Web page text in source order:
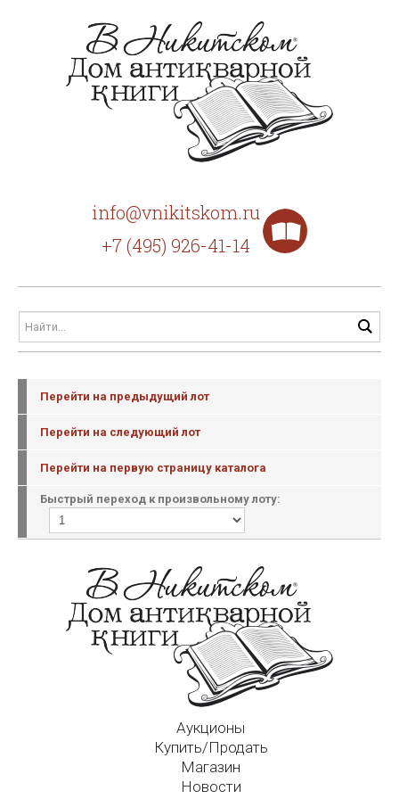
info@vnikitskom.ru
+7 (495) 926-41-14
Перейти на предыдущий лот
Перейти на следующий лот
Перейти на первую страницу каталога
Быстрый переход к произвольному лоту:
Аукционы
Купить/Продать
Магазин
Новости